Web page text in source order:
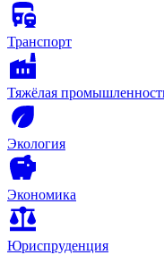
Транспорт
Тяжёлая
Экология
Экономика
Юриспруденция